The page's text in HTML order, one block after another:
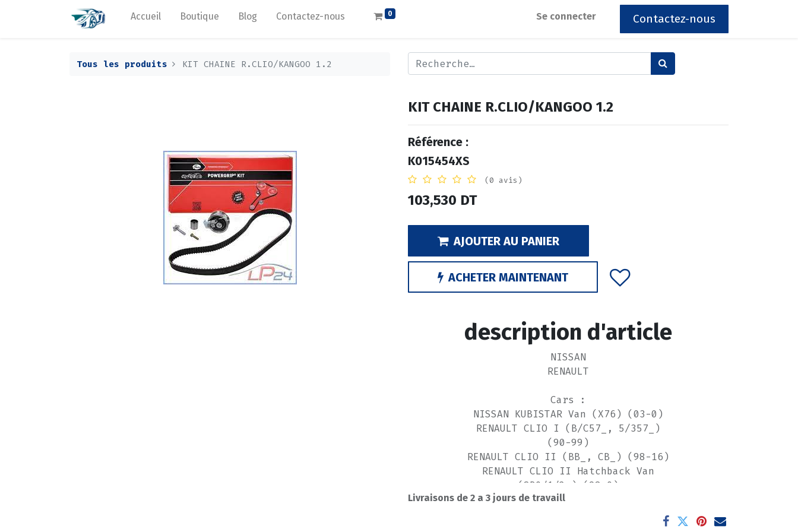
Accueil Boutique Blog Contactez-nous 0 Se connecter Contactez-nous
Tous les produits KIT CHAINE R.CLIO/KANGOO 1.2
KIT CHAINE R.CLIO/KANGOO 1.2
Référence :
K015454XS
(0 avis)
103,530 DT
AJOUTER AU PANIER
ACHETER MAINTENANT
description d'article
NISSAN
RENAULT
Cars :
NISSAN KUBISTAR Van (X76) (03-0)
RENAULT CLIO I (B/C57_, 5/357_)
(90-99)
RENAULT CLIO II (BB_, CB_) (98-16)
RENAULT CLIO II Hatchback Van
(SB0/1/2_) (98-0)
RENAULT KANGOO (KC0/1_) (97-0)
Livraisons de 2 a 3 jours de travaill